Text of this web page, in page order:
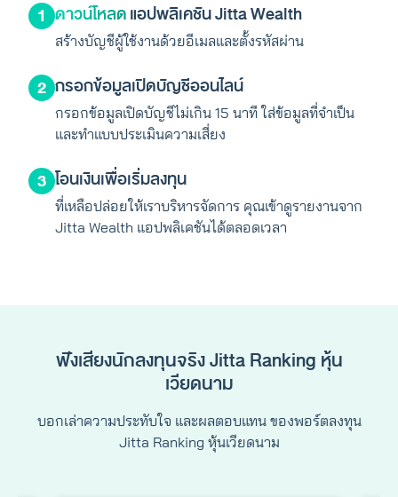
1 ดาวน์โหลดแอปพลิเคชัน Jitta Wealth
สร้างบัญชีผู้ใช้งานด้วยอีเมลและตั้งรหัสผ่าน
2 กรอกข้อมูลเปิดบัญชีออนไลน์
กรอกข้อมูลเปิดบัญชีไม่เกิน 15 นาที ใส่ข้อมูลที่จำเป็น
และทำแบบประเมินความเสี่ยง
3 โอนเงินเพื่อเริ่มลงทุน
ที่เหลือปล่อยให้เราบริหารจัดการ คุณเข้าดูรายงานจาก
Jitta Wealth แอปพลิเคชันได้ตลอดเวลา
ฟังเสียงนักลงทุนจริง Jitta Ranking หุ้น
เวียดนาม
บอกเล่าความประทับใจ และผลตอบแทน ของพอร์ตลงทุน
Jitta Ranking หุ้นเวียดนาม